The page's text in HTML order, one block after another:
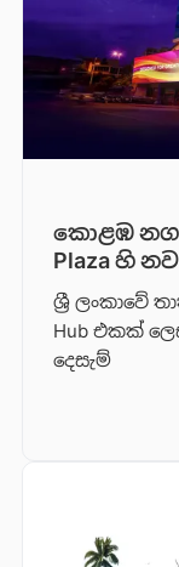
කොළඹ
Plaza හි
ශ්‍රී ලංකාවේ
Hub එකක්
දෙසැම්